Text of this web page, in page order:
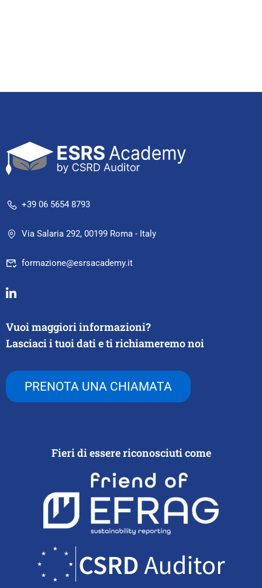
+39 06 5654 8793
Via Salaria 292, 00199 Roma - Italy
formazione@esrsacademy.it
Vuoi maggiori informazioni?
Lasciaci i tuoi dati e ti richiameremo noi
PRENOTA UNA CHIAMATA
Fieri di essere riconosciuti come